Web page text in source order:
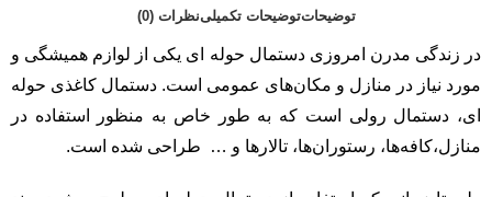
توضیحاتتوضیحات تکمیلینظرات (0)
در زندگی مدرن امروزی دستمال حوله ای یکی از لوازم همیشگی و
مورد نیاز در منازل و مکان‌های عمومی است. دستمال کاغذی حوله
ای، دستمال رولی است که به طور خاص به منظور استفاده در
منازل،کافه‌ها، رستوران‌ها، تالارها و … طراحی شده است.